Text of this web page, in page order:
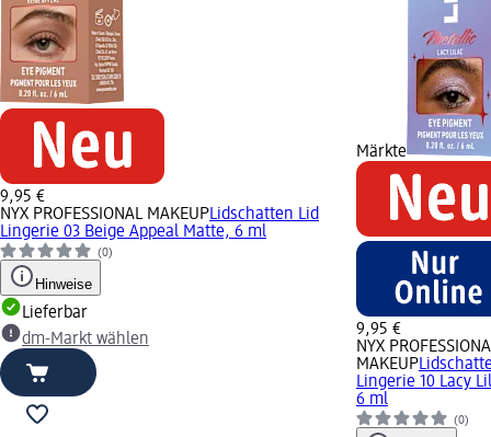
9,95 €
NYX PROFESSIONAL MAKEUPLidschatten Lid
Lingerie 03 Beige Appeal Matte, 6 ml
(0)
Hinweise
Lieferbar
dm-Markt wählen
Märkte
9,95 €
NYX
MAKEUP
Lingerie 10 Lacy
6 ml
(0)